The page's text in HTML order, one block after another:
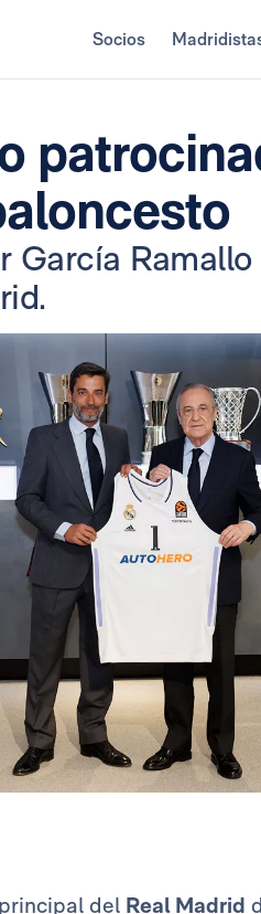
Socios
García
del Real Madrid